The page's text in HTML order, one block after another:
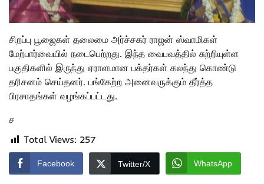
சிறப்பு பூஜைகள் தலைமை அர்ச்சகர் ராஜன் ஸ்வாமிகள்
மேற்பார்வையில் நடைபெற்றது. இந்த வைபவத்தில் சுற்றியுள்ள
பகுதிகளில் இருந்து ஏராளமான பக்தர்கள் கலந்து கொண்டு
தரிசனம் செய்தனர். பங்கேற்ற அனைவருக்கும் தீர்த்த
பிரசாதங்கள் வழங்கப்பட்டது.
ச
Total Views: 257
Facebook Twitter/X WhatsApp